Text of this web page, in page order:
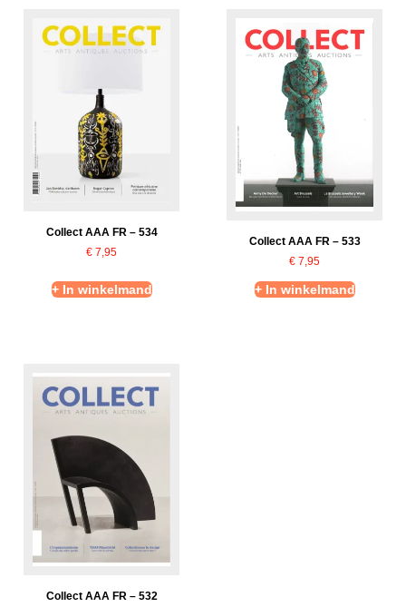
Collect AAA FR – 534
€ 7,95
+ In winkelmand
Collect AAA FR – 533
€ 7,95
+ In winkelmand
Collect AAA FR – 532